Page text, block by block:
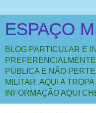
ESPAÇO
BLOG PARTICULAR E
PÚBLICA E NÃO
MILITAR. AQUI A
INFORMAÇÃO AQUI